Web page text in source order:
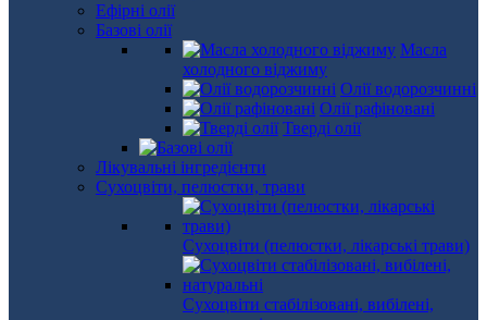
Ефірні олії
Базові олії
Масла
холодного віджиму
Олії водорозчинні
Олії рафіновані
Тверді олії
Лікувальні інгредієнти
Сухоцвіти, пелюстки, трави
Сухоцвіти (пелюстки, лікарські трави)
Сухоцвіти стабілізовані, вибілені,